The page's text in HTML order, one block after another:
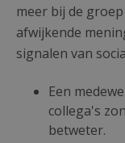
meer bij de
afwijkende
signalen van
Een
collega's
betweter.